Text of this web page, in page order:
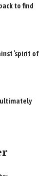
to find
‘spirit of